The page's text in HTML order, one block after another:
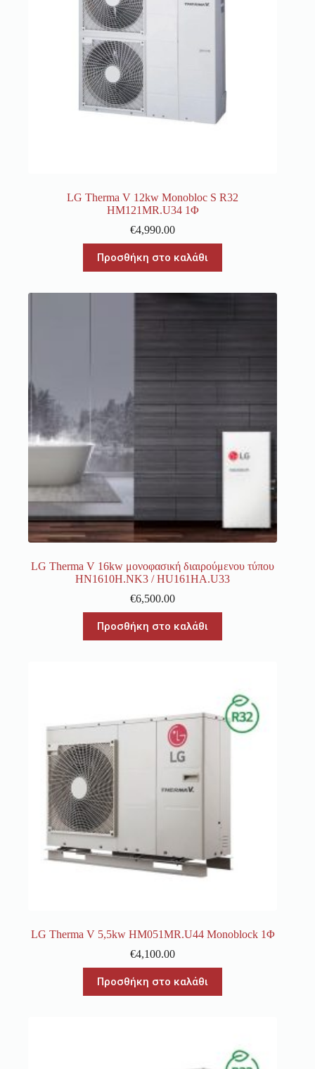
LG Therma V 12kw Monobloc S R32
HM121MR.U34 1Φ
€4,990.00
Προσθήκη στο καλάθι
LG Therma V 16kw μονοφασική διαιρούμενου τύπου
HN1610H.NK3 / HU161HA.U33
€6,500.00
Προσθήκη στο καλάθι
LG Therma V 5,5kw HM051MR.U44 Monoblock 1Φ
€4,100.00
Προσθήκη στο καλάθι